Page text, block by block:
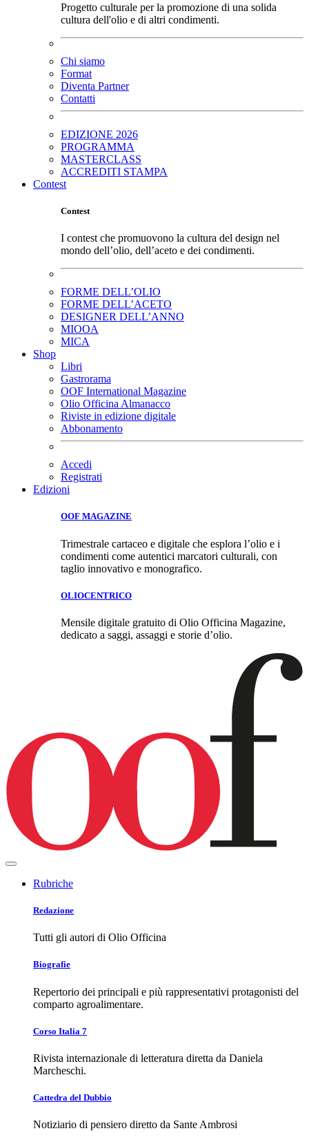
Progetto culturale per la promozione di una solida
cultura dell'olio e di altri condimenti.
Chi siamo
Format
Diventa Partner
Contatti
EDIZIONE 2026
PROGRAMMA
MASTERCLASS
ACCREDITI STAMPA
Contest
Contest
I contest che promuovono la cultura del design nel
mondo dell’olio, dell’aceto e dei condimenti.
FORME DELL’OLIO
FORME DELL’ACETO
DESIGNER DELL’ANNO
MIOOA
MICA
Shop
Libri
Gastrorama
OOF International Magazine
Olio Officina Almanacco
Riviste in edizione digitale
Abbonamento
Accedi
Registrati
Edizioni
OOF MAGAZINE
Trimestrale cartaceo e digitale che esplora l’olio e i
condimenti come autentici marcatori culturali, con
taglio innovativo e monografico.
OLIOCENTRICO
Mensile digitale gratuito di Olio Officina Magazine,
dedicato a saggi, assaggi e storie d’olio.
Rubriche
Redazione
Tutti gli autori di Olio Officina
Biografie
Repertorio dei principali e più rappresentativi protagonisti del
comparto agroalimentare.
Corso Italia 7
Rivista internazionale di letteratura diretta da Daniela
Marcheschi.
Cattedra del Dubbio
Notiziario di pensiero diretto da Sante Ambrosi